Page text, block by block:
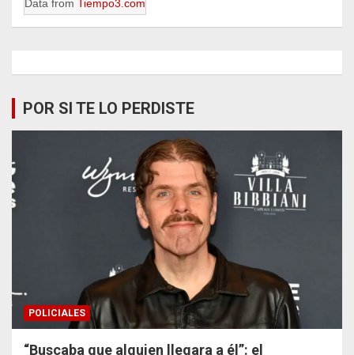
Data from Tiempo3.com
POR SI TE LO PERDISTE
POLICIALES
“Buscaba que alguien llegara a él”: el